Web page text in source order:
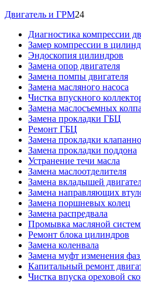
Двигатель и ГРМ24
Диагностика компрессии
Замер компрессии в
Эндоскопия цилиндров
Замена опор двигателя
Замена помпы двигателя
Замена масляного насоса
Чистка впускного
Замена маслосъемных
Замена прокладки ГБЦ
Ремонт ГБЦ
Замена прокладки
Замена прокладки поддона
Устранение течи масла
Замена маслоотделителя
Замена вкладышей
Замена направляющих
Замена поршневых колец
Замена распредвала
Промывка масляной
Ремонт блока цилиндров
Замена коленвала
Замена муфт изменения
Капитальный ремонт
Чистка впуска ореховой